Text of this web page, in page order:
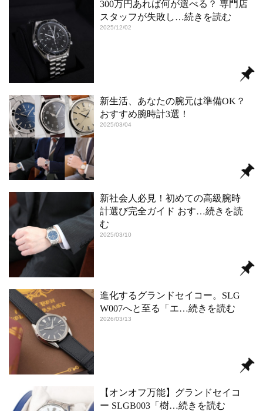
300万円あれば何が選べる？ 専門店
スタッフが失敗し …続きを読む
2025/12/02
新生活、あなたの腕元は準備OK？
おすすめ腕時計3選！
2025/03/04
新社会人必見！初めての高級腕時
計選び完全ガイド おす…続きを読
む
2025/03/10
進化するグランドセイコー。SLG
W007へと至る「エ…続きを読む
2026/03/13
【オンオフ万能】グランドセイコ
ー SLGB003「樹…続きを読む